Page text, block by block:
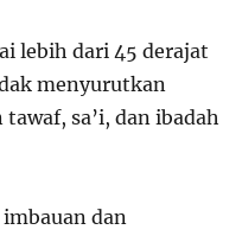
lebih dari 45 derajat
menyurutkan
sa’i, dan ibadah
dan